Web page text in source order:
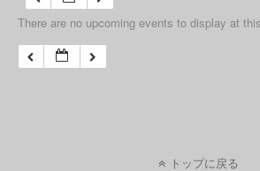
There are no upcoming events to display at
トップに戻る